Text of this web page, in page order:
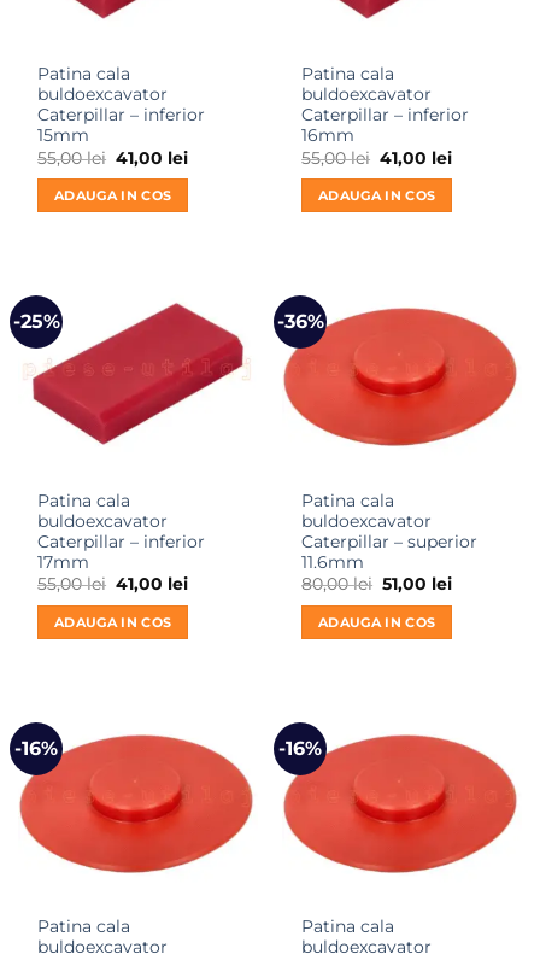
Patina cala
buldoexcavator
Caterpillar – inferior
15mm
55,00lei Prețul
inițial
a
fost:
55,00 lei.
41,00 leiPrețul
ADAUGA IN COS
Patina cala
buldoexcavator
Caterpillar – inferior
16mm
55,00lei Prețul
inițial
a
fost:
55,00 lei.
41,00 leiPrețul
ADAUGA IN COS
-25%
Patina cala
buldoexcavator
Caterpillar – inferior
17mm
55,00lei Prețul
inițial
a
fost:
55,00 lei.
41,00 leiPrețul
ADAUGA IN COS
-36%
Patina cala
buldoexcavator
Caterpillar – superior
11.6mm
80,00lei Prețul
inițial
a
fost:
80,00 lei.
51,00 leiPrețul
ADAUGA IN COS
-16%
Patina cala
buldoexcavator
-16%
Patina cala
buldoexcavator